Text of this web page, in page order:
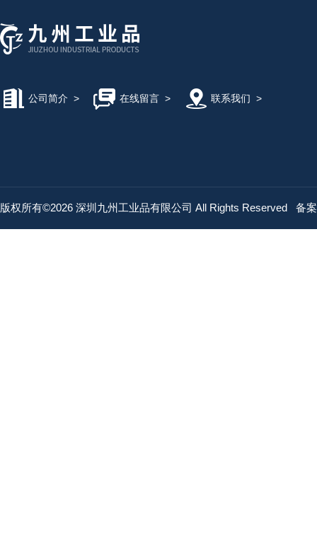
公司简介 > 在线留言> 联系我们 >
版权所有©2026 深圳九州工业品有限公司 All Rights Reserved 备